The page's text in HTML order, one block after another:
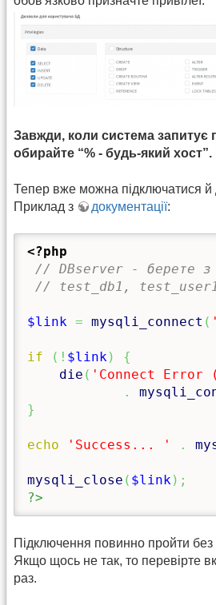
Завжди, коли система запитує
обирайте “% - будь-який хост”.
Тепер вже можна підключатися й
Приклад з
документації:
<?php
// DBserver - берете з
// test_db1,
$link = mysqli_connect (
if ( ! $link)
{
die ( 'Connect Error
.
}
echo 'Success... ' .
mysqli_close ( $link) ;
?>
Підключення повинно пройти
Якщо щось не так, то перевірте
раз.